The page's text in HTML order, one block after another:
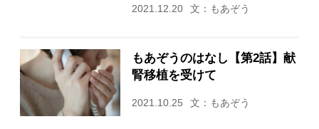
2021.12.20 文：もあぞう
もあぞうのはなし【第2話】献
腎移植を受けて
2021.10.25 文：もあぞう